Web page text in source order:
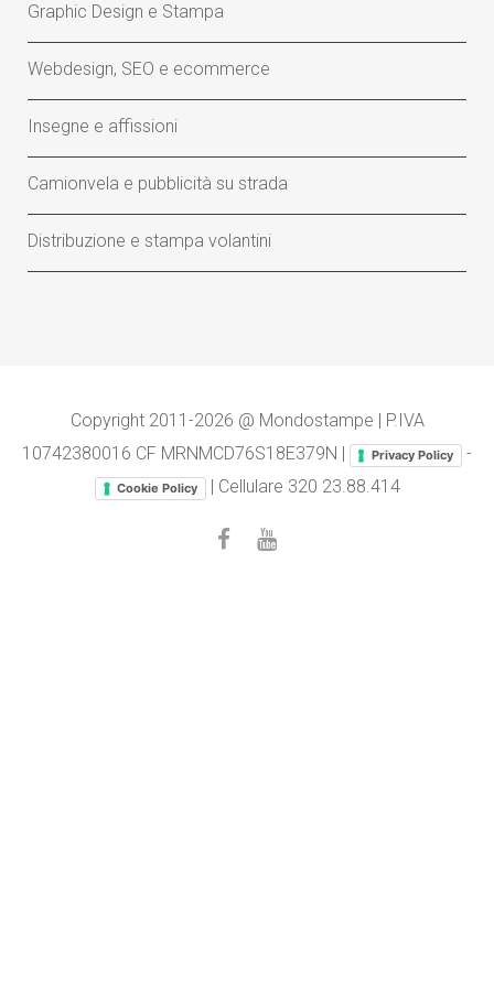
Graphic Design e Stampa
Webdesign, SEO e ecommerce
Insegne e affissioni
Camionvela e pubblicità su strada
Distribuzione e stampa volantini
Copyright 2011-2026 @ Mondostampe | P.IVA
10742380016 CF MRNMCD76S18E379N |
Privacy Policy -
Cookie Policy | Cellulare 320 23.88.414